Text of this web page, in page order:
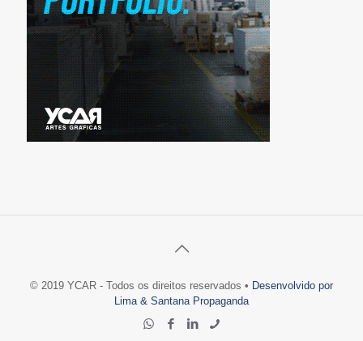
© 2019 YCAR - Todos os direitos reservados • Desenvolvido por
Lima & Santana Propaganda